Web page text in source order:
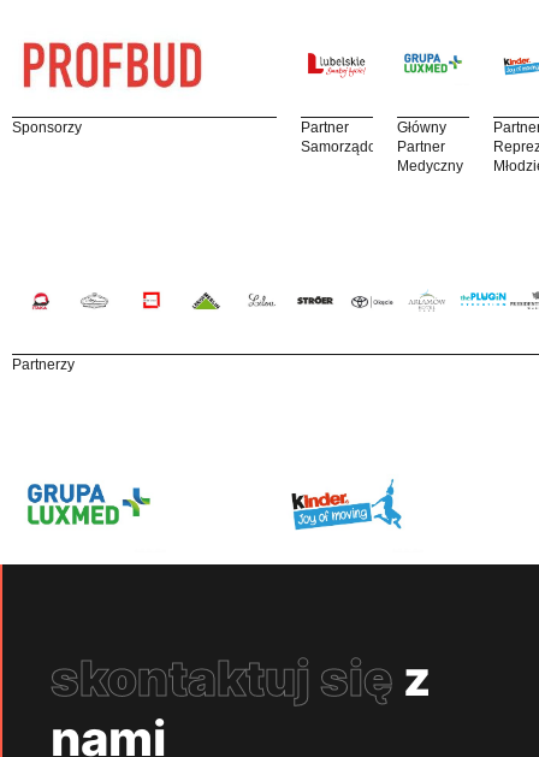
Sponsorzy
Partner
Samorządowy
Główny
Partner
Medyczny
Partnerzy
skontaktuj się z
nami